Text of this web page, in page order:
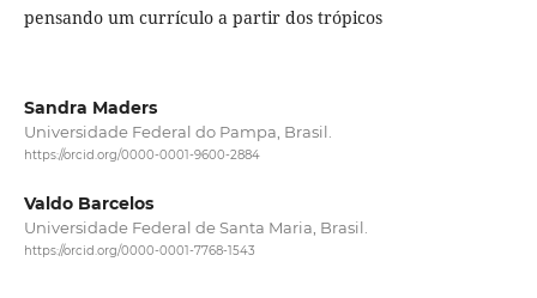
pensando um currículo a partir dos trópicos
Sandra Maders
Universidade Federal do Pampa, Brasil.
https://orcid.org/0000-0001-9600-2884
Valdo Barcelos
Universidade Federal de Santa Maria, Brasil.
https://orcid.org/0000-0001-7768-1543